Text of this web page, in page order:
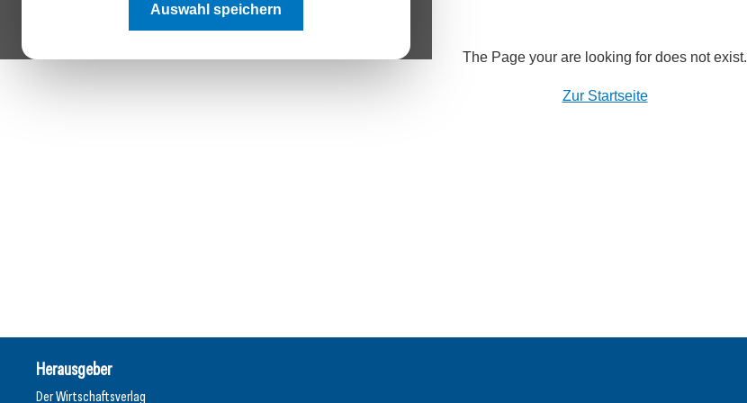
Auswahl speichern
The Page your are looking for does not exist.
Zur Startseite
Herausgeber
Der Wirtschaftsverlag